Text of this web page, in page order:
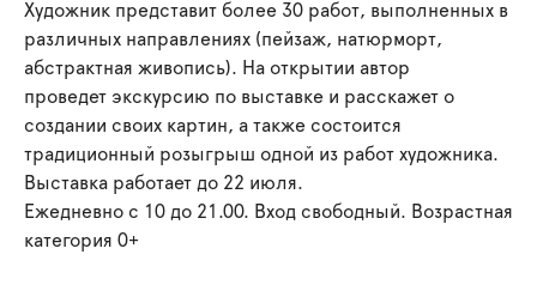
Художник представит более 30 работ, выполненных в
различных направлениях (пейзаж, натюрморт,
абстрактная живопись). На открытии автор
проведет экскурсию по выставке и расскажет о
создании своих картин, а также состоится
традиционный розыгрыш одной из работ художника.
Выставка работает до 22 июля.
Ежедневно с 10 до 21.00. Вход свободный. Возрастная
категория 0+